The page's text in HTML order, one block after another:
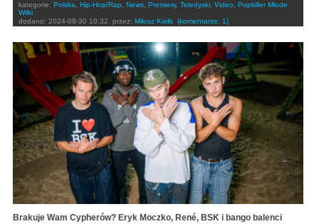
kategorie: Polska, Hip-Hop/Rap, News, Premiery, Teledyski, Video, Popkiller Młode
Wilki
dodano: 2024-08-30 10:32 przez: Miłosz Kiełb (komentarze: 1)
Brakuje Wam Cypherów? Eryk Moczko, René, BSK i bango balenci